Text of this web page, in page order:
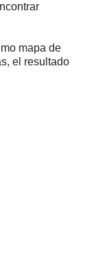
mapa de
el resultado